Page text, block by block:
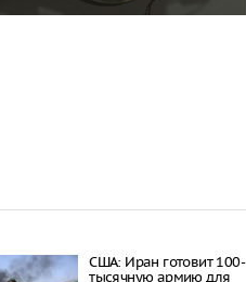
США: Иран готовит 100-
тысячную армию для